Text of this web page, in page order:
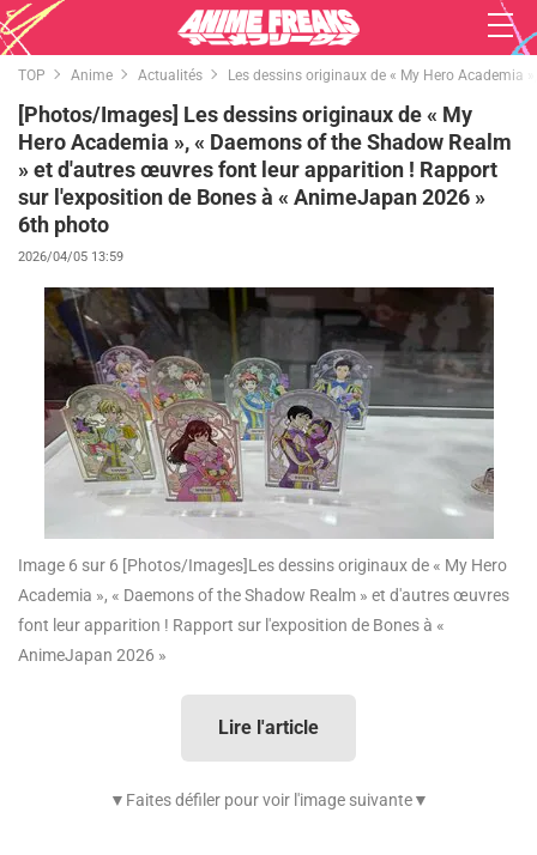
TOP Anime Actualités Les dessins originaux de « My Hero
[Photos/Images] Les dessins originaux de « My
Hero Academia », « Daemons of the Shadow Realm
» et d'autres œuvres font leur apparition ! Rapport
sur l'exposition de Bones à « AnimeJapan 2026 »
6th photo
2026/04/05 13:59
Image 6 sur 6 [Photos/Images]Les dessins originaux de « My Hero
Academia », « Daemons of the Shadow Realm » et d'autres œuvres
font leur apparition ! Rapport sur l'exposition de Bones à «
AnimeJapan 2026 »
Lire l'article
▼Faites défiler pour voir l'image suivante▼